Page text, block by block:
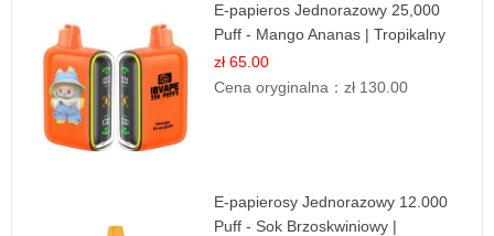
E-papieros Jednorazowy 25,000
Puff - Mango Ananas | Tropikalny
Smak
zł 65.00
Cena oryginalna：zł 130.00
E-papierosy Jednorazowy 12.000
Puff - Sok Brzoskwiniowy |